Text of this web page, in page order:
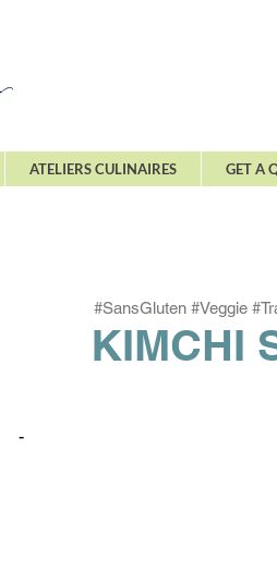
ATELIERS CULINAIRES GET A
#SansGluten #Veggie
KIMCHI
-